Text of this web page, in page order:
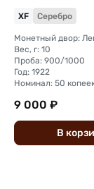
XF Серебро
Вес, г: 10
Проба: 900/1000
Год: 1922
Номинал: 50
9 000 ₽
В